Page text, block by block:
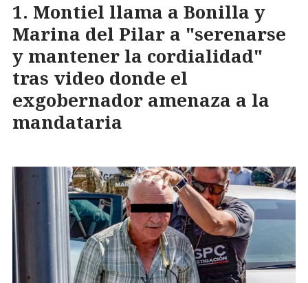
Montiel llama a Bonilla y
Marina del Pilar a "serenarse
y mantener la cordialidad"
tras video donde el
exgobernador amenaza a la
mandataria